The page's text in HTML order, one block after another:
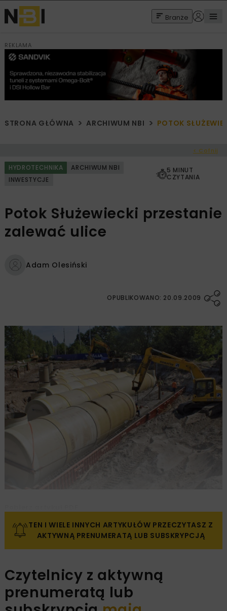
Branże
REKLAMA
STRONA GŁÓWNA ARCHIWUM NBI POTOK
< Cofnij
HYDROTECHNIKA
ARCHIWUM NBI
INWESTYCJE
5 MINUT
CZYTANIA
Potok Służewiecki przestanie
zalewać ulice
Adam Olesiński
OPUBLIKOWANO: 20.09.2009
TEN I WIELE INNYCH ARTYKUŁÓW PRZECZYTASZ Z
AKTYWNĄ PRENUMERATĄ LUB SUBSKRYPCJĄ
Czytelnicy z aktywną
prenumeratą lub